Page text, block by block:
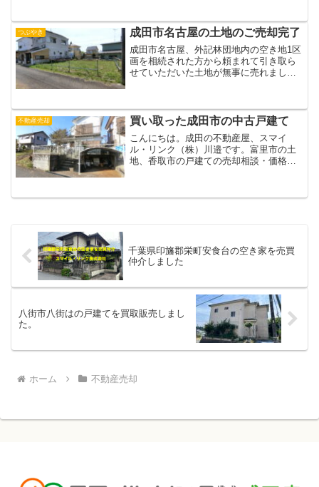
していただくことができ、良い買主様に
売却していただいたと売主...
つぶやき 成田市名古屋の土地のご売却完了
成田市名古屋、外記林団地内の空き地1区
画を相続された方から頼まれて引き取ら
せていただいた土地が無事に売れまし
ク（株）の川邉です。田舎の土地（更
地）は売却が難しい成田市...
不動産売却 買い取った成田市の中古戸建て
こんにちは。成田の不動産屋、スマイ
ル・リンク（株）川邉です。富里市の土
地、香取市の戸建ての売却相談・価格査
其々の物件現地を見に行きまして、富里
千葉県印旛郡栄町安食台の空き家を売買
仲介しました
八街市八街はの戸建てを買取販売しまし
た。
ホーム 不動産売却